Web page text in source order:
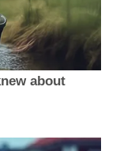
about